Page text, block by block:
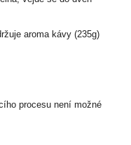
aroma kávy (235g)
procesu není možné